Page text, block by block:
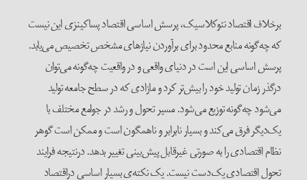
برخلاف اقتصاد نئوکلاسیک، پرسش اساسی اقتصاد پساکینزی این نیست
که چه‌گونه منابع محدود برای برآوردن نیازهای مشخص تخصیص می‌یابد.
پرسش اساسی این است در دنیای واقعی و در واقعیت چه‌گونه می‌توان
درگذر زمان تولید خود را بیش‌تر کرد و مازادی که در سطح جامعه تولید
می‌شود چه‌گونه توزیع می‌شود. مسیر تحول و رشد در جوامع مختلف با
یک‌دیگر فرق می‌کند و بسیار نابرابر و ناهمگون است و ممکن است گوهر
نظام اقتصادی را به صورتی غیرقابل پیش‌بینی تغییر بدهد. درنتیجه فرایند
تحول اقتصادی یک‌دست نیست. یک نکته‌ی بسیار اساسی دراقتصاد